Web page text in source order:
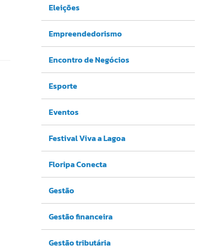
Eleições
Empreendedorismo
Encontro de Negócios
Esporte
Eventos
Festival Viva a Lagoa
Floripa Conecta
Gestão
Gestão financeira
Gestão tributária